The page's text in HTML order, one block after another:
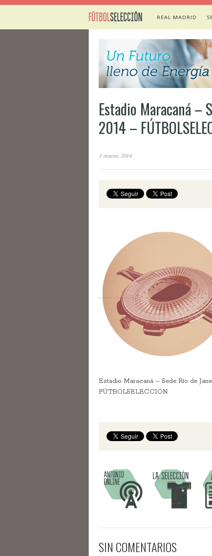
REAL MADRID
Estadio Maracaná –
2014 –
3 marzo, 2014
Estadio Maracaná – Sede Río de
FÚTBOLSELECCIÓN
SIN COMENTARIOS